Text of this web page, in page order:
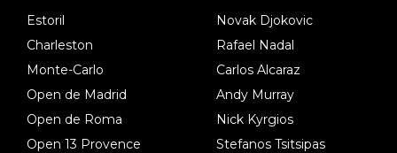
Estoril
Charleston
Monte-Carlo
Open de Madrid
Open de Roma
Open 13 Provence
Novak Djokovic
Rafael Nadal
Carlos Alcaraz
Andy Murray
Nick Kyrgios
Stefanos Tsitsipas